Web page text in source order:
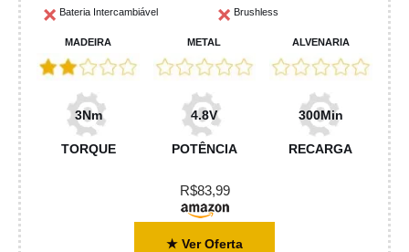
Bateria Intercambiável Brushless
MADEIRA METAL ALVENARIA
3Nm
TORQUE
4.8V
POTÊNCIA
300Min
RECARGA
R$83,99
★ Ver Oferta